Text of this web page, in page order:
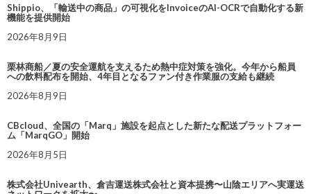
Shippio、「輸送中の商品」の可視化をInvoiceのAI-OCRで自動化する新
機能を提供開始
2026年8月9日
栗林商船／夏の安全運航を支えるため熱中症対策を強化。今年から船員
への飲料配布を開始、4年目となるファン付き作業服の支給も継続
2026年8月9日
CBcloud、全国の「Marq」施設を起点とした新たな配送プラットフォー
ム「MarqGO」開始
2026年8月5日
株式会社Univearth、倉吉運送株式会社と資本提携〜山陰エリアへ実運送